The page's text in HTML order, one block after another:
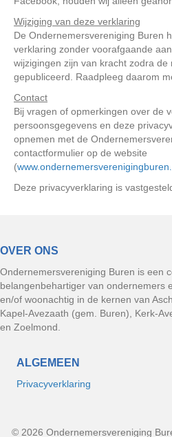
Wijziging van deze verklaring
De Ondernemersvereniging Buren
verklaring zonder voorafgaande
wijzigingen zijn van kracht zodra de
gepubliceerd. Raadpleeg daarom
Contact
Bij vragen of opmerkingen over de
persoonsgegevens en deze
opnemen met de
contactformulier op de website
(
Deze privacyverklaring is
OVER ONS
Ondernemersvereniging Buren is een
belangenbehartiger van ondernemers
en/of woonachtig in de kernen van
Kapel-Avezaath (gem. Buren), Kerk-
en Zoelmond.
ALGEMEEN
Privacyverklaring
© 2026 Ondernemersvereniging